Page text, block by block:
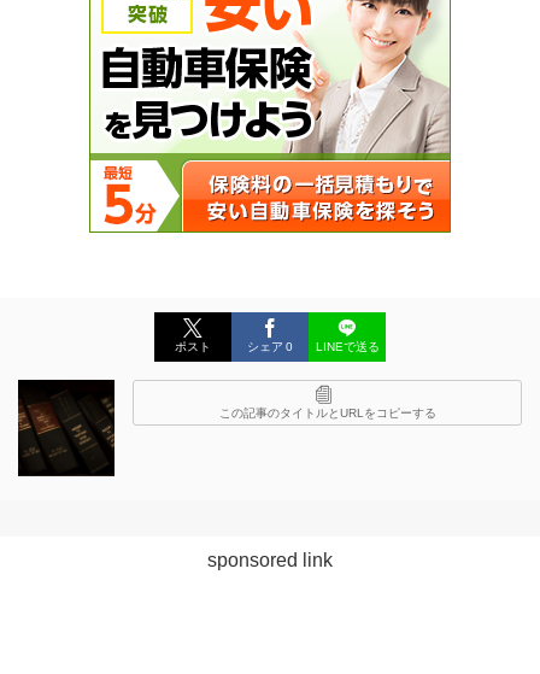
ポスト シェア 0 LINEで送る
この記事のタイトルとURLをコピーする
sponsored link